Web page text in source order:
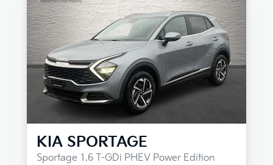
KIA SPORTAGE
Sportage 1.6 T-GDi PHEV Power Edition